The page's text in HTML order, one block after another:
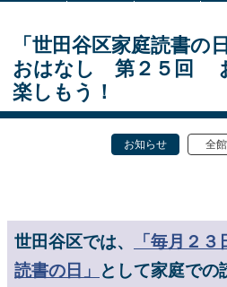
「世田谷区家庭読書の
おはなし 第２５回
楽しもう！
お知らせ 全館
世田谷区では、
「毎月２
読書の日」
として家庭での